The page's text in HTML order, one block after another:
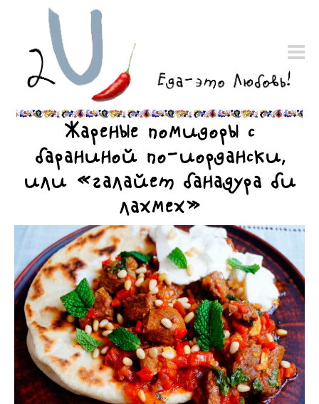
Жареные помидоры с
бараниной по-иордански,
или «галайет банадура би
лахмех»